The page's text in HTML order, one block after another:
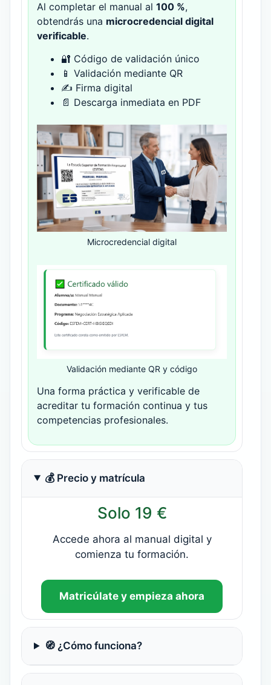
Al completar el manual al 100 %,
obtendrás una microcredencial digital
verificable.
🔐 Código de validación único
📱 Validación mediante QR
✍ Firma digital
📄 Descarga inmediata en PDF
Microcredencial digital
Validación mediante QR y código
Una forma práctica y verificable de
acreditar tu formación continua y tus
competencias profesionales.
💰 Precio y matrícula
Solo 19 €
Accede ahora al manual digital y
comienza tu formación.
Matricúlate y empieza ahora
🧭 ¿Cómo funciona?